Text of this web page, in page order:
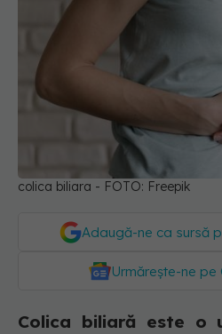
colica biliara - FOTO: Freepik
Adaugă-ne ca sursă
Urmărește-ne
Colica biliară este o